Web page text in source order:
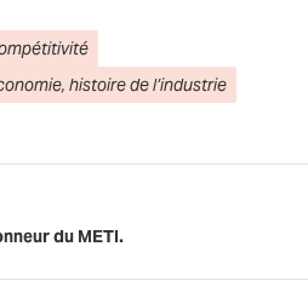
histoire de l’industrie
du METI.